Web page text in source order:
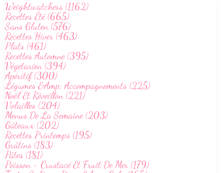
Weightwatchers (1162)
Recettes Été (665)
Sans Gluten (576)
Recettes Hiver (463)
Plats (461)
Recettes Automne (395)
Végetarien (394)
Apéritif (300)
Légumes &Amp; Accompagnements (225)
Noël Et Réveillon (221)
Volailles (204)
Menus De La Semaine (203)
Gâteaux (202)
Recettes Printemps (195)
Grâtins (183)
Pâtes (181)
Poisson - Crustacé Et Fruit De Mer (179)